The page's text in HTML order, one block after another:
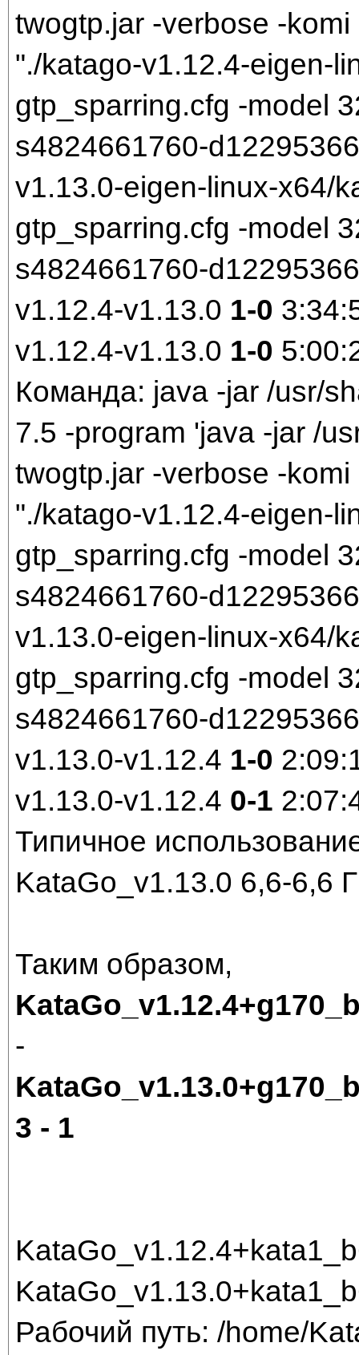
twogtp.jar -verbose -
"./katago-v1.12.4-eigen-
gtp_sparring.cfg -model
s4824661760-
v1.13.0-eigen-linux-x64/
gtp_sparring.cfg -model
s4824661760-
v1.12.4-v1.13.0 1-0
v1.12.4-v1.13.0 1-0
Команда: java -jar /usr/
7.5 -program 'java -jar /
twogtp.jar -verbose -
"./katago-v1.12.4-eigen-
gtp_sparring.cfg -model
s4824661760-
v1.13.0-eigen-linux-x64/
gtp_sparring.cfg -model
s4824661760-
v1.13.0-v1.12.4 1-0
v1.13.0-v1.12.4 0-1
Типичное
KataGo_v1.13.0 6,6-6,6
Таким образом,
-
3 - 1
Рабочий путь: /home/